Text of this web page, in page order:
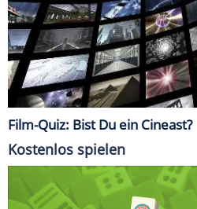
Film-Quiz: Bist Du ein Cineast?
Kostenlos spielen